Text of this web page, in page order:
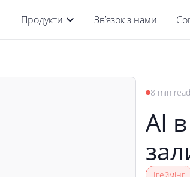
Продукти Зв’язок з нами
8 min read
AI